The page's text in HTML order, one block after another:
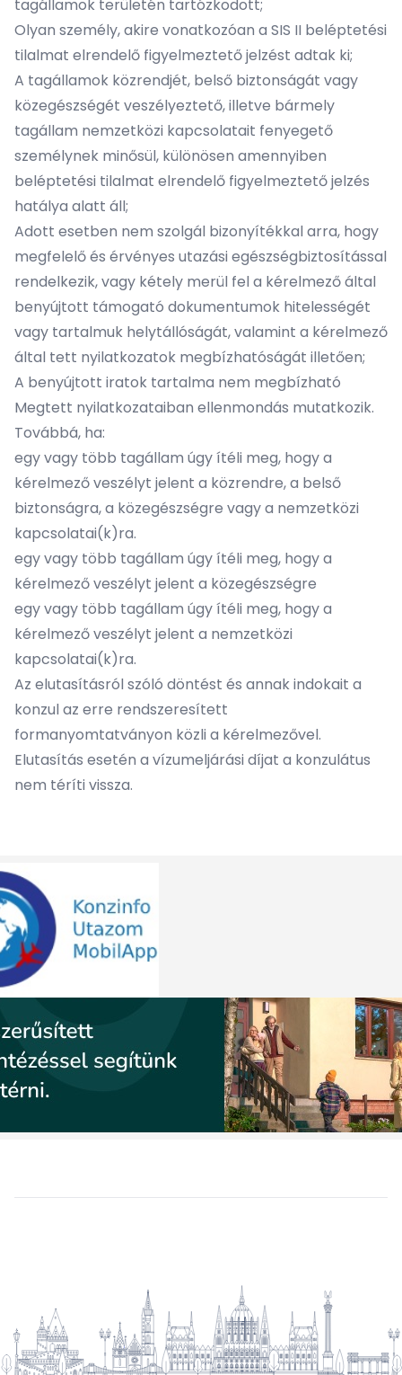
tagállamok területén tartózkodott;
Olyan személy, akire vonatkozóan a SIS II beléptetési
tilalmat elrendelő figyelmeztető jelzést adtak ki;
A tagállamok közrendjét, belső biztonságát vagy
közegészségét veszélyeztető, illetve bármely
tagállam nemzetközi kapcsolatait fenyegető
személynek minősül, különösen amennyiben
beléptetési tilalmat elrendelő figyelmeztető jelzés
hatálya alatt áll;
Adott esetben nem szolgál bizonyítékkal arra, hogy
megfelelő és érvényes utazási egészségbiztosítással
rendelkezik, vagy kétely merül fel a kérelmező által
benyújtott támogató dokumentumok hitelességét
vagy tartalmuk helytállóságát, valamint a kérelmező
által tett nyilatkozatok megbízhatóságát illetően;
A benyújtott iratok tartalma nem megbízható
Megtett nyilatkozataiban ellenmondás mutatkozik.
Továbbá, ha:
egy vagy több tagállam úgy ítéli meg, hogy a
kérelmező veszélyt jelent a közrendre, a belső
biztonságra, a közegészségre vagy a nemzetközi
kapcsolatai(k)ra.
egy vagy több tagállam úgy ítéli meg, hogy a
kérelmező veszélyt jelent a közegészségre
egy vagy több tagállam úgy ítéli meg, hogy a
kérelmező veszélyt jelent a nemzetközi
kapcsolatai(k)ra.
Az elutasításról szóló döntést és annak indokait a
konzul az erre rendszeresített
formanyomtatványon közli a kérelmezővel.
Elutasítás esetén a vízumeljárási díjat a konzulátus
nem téríti vissza.